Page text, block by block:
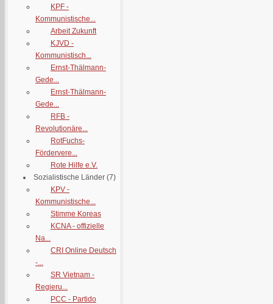
KPF -
Kommunistische...
Arbeit Zukunft
KJVD -
Kommunistisch...
Ernst-Thälmann-
Gede...
Ernst-Thälmann-
Gede...
RFB -
Revolutionäre...
RotFuchs-
Fördervere...
Rote Hilfe e.V.
Sozialistische Länder (7)
KPV -
Kommunistische...
Stimme Koreas
KCNA - offizielle
Na...
CRI Online Deutsch
-...
SR Vietnam -
Regieru...
PCC - Partido